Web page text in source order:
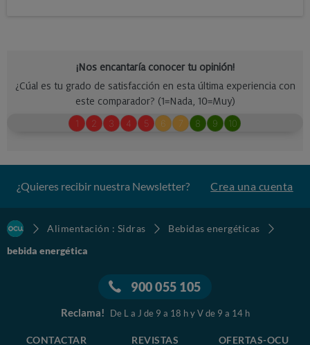
¿Quieres recibir nuestra Newsletter? Crea una cuenta
Alimentación : Sidras
Bebidas energéticas
bebida energética
900 055 105
Reclama! De L a J de 9 a 18 h y V de 9 a 14 h
CONTACTAR REVISTAS OFERTAS-OCU